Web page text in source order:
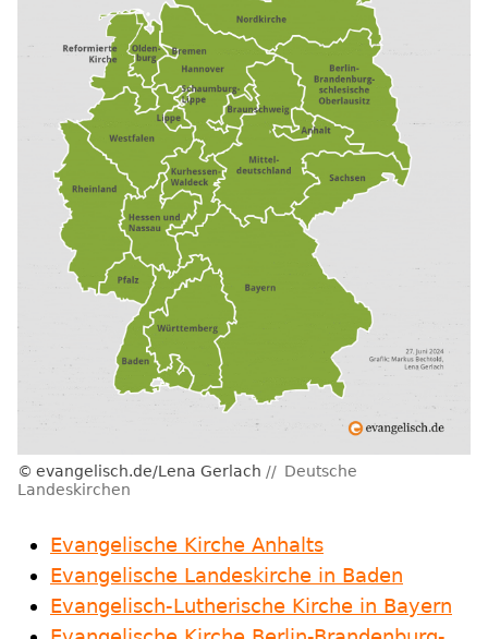
evangelisch.de/Lena Gerlach
Deutsche
Landeskirchen
Evangelische Kirche Anhalts
Evangelische Landeskirche in Baden
Evangelisch-Lutherische Kirche in Bayern